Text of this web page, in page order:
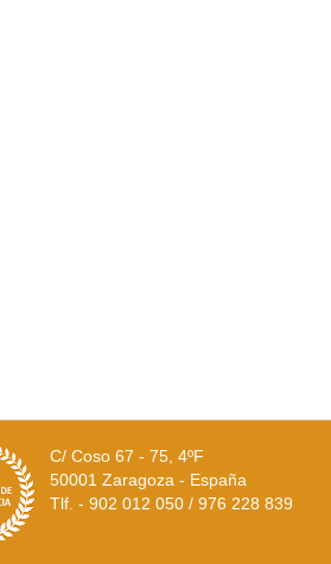
C/ Coso 67 - 75, 4ºF
50001 Zaragoza - España
Tlf. - 902 012 050 / 976 228 839